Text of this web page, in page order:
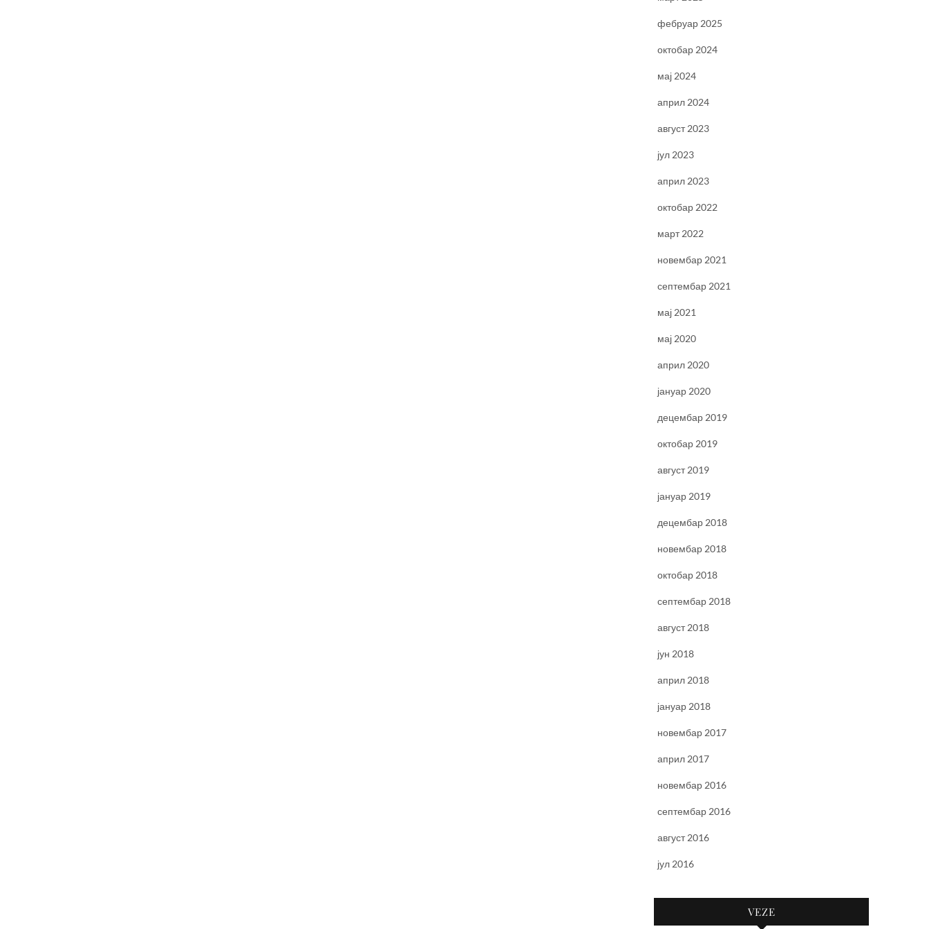
фебруар 2025
октобар 2024
мај 2024
април 2024
август 2023
јул 2023
април 2023
октобар 2022
март 2022
новембар 2021
септембар 2021
мај 2021
мај 2020
април 2020
јануар 2020
децембар 2019
октобар 2019
август 2019
јануар 2019
децембар 2018
новембар 2018
октобар 2018
септембар 2018
август 2018
јун 2018
април 2018
јануар 2018
новембар 2017
април 2017
новембар 2016
септембар 2016
август 2016
јул 2016
VEZE